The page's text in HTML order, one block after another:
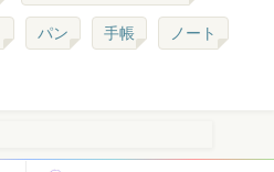
パン 手帳 ノート